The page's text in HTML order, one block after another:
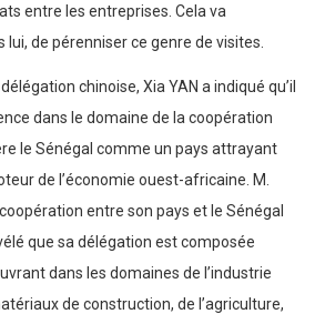
entre les entreprises. Cela va
lui, de pérenniser ce genre de visites.
chinoise, Xia YAN a indiqué qu’il
dans le domaine de la coopération
le Sénégal comme un pays attrayant
de l’économie ouest-africaine. M.
entre son pays et le Sénégal
que sa délégation est composée
dans les domaines de l’industrie
de construction, de l’agriculture,